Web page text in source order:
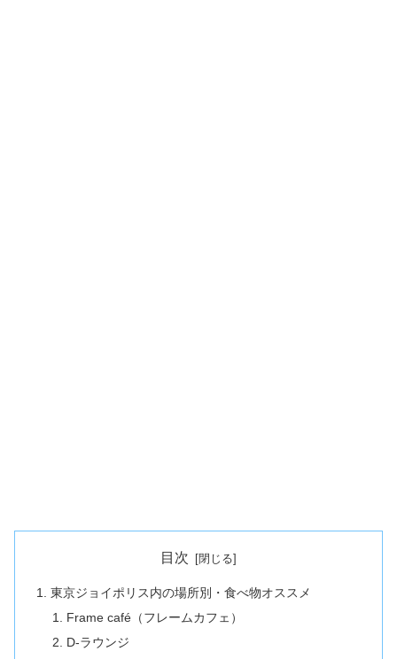
目次
東京ジョイポリス内の場所別・食べ物オススメ
Frame café（フレームカフェ）
D-ラウンジ